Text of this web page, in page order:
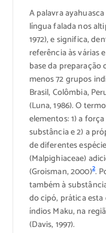
A palavra
língua falada nos
1972), e significa,
referência às várias
base da
menos 72 grupos
Brasil, Colômbia,
(Luna, 1986). O
elementos: 1) a
substância e 2) a
de diferentes
(Malpighiaceae)
(Groisman, 2000)2.
também à
do cipó, prática
índios Maku, na
(Davis, 1997).